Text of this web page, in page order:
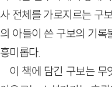
사 전체를 가로지르는 구
의 아들이 쓴 구보의 기록
흥미롭다.
이 책에 담긴 구보는 무